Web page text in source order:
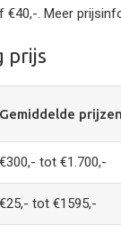
€40,-. Meer
prijs
Gemiddelde
€300,- tot €1.700,-
€25,- tot €1595,-